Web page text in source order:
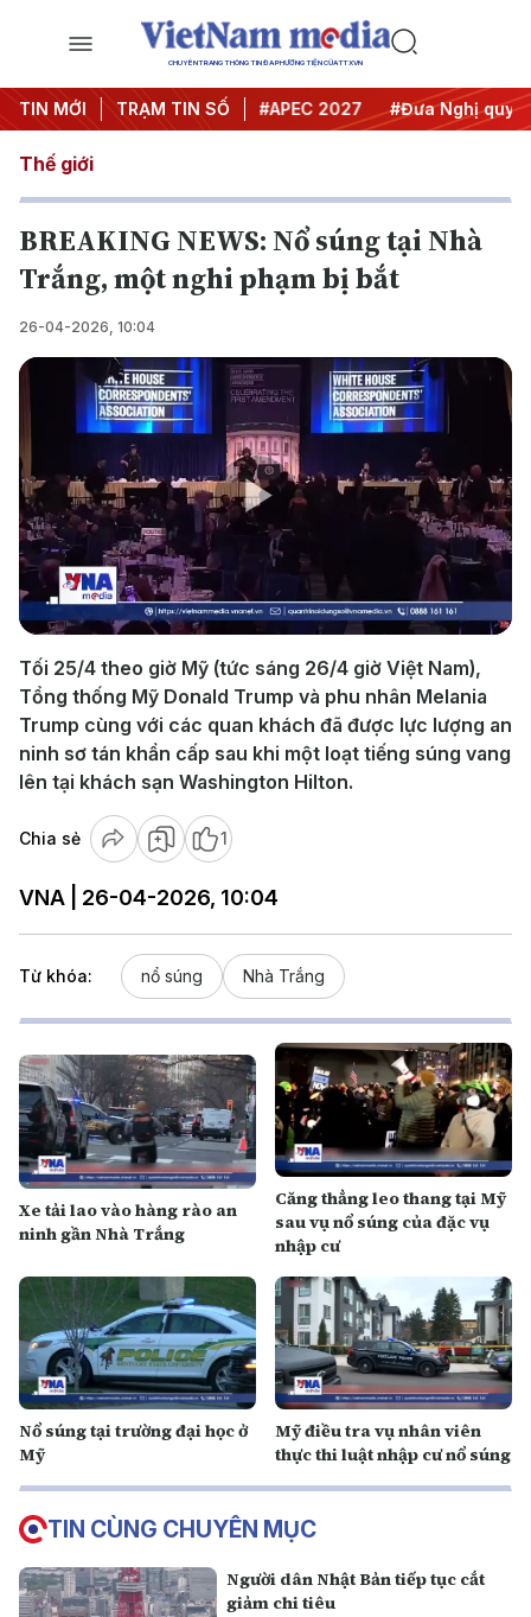
CHUYÊN TRANG THÔNG TIN ĐA PHƯƠNG TIỆN CỦA TTXVN
TIN MỚI TRẠM TIN SỐ
#Hội nghị Trung ương 3 #APEC 2027 #Đưa Nghị quyết
Thế giới
BREAKING NEWS: Nổ súng tại Nhà
Trắng, một nghi phạm bị bắt
26-04-2026, 10:04
Play
Video
Tối 25/4 theo giờ Mỹ (tức sáng 26/4 giờ Việt Nam),
Tổng thống Mỹ Donald Trump và phu nhân Melania
Trump cùng với các quan khách đã được lực lượng an
ninh sơ tán khẩn cấp sau khi một loạt tiếng súng vang
lên tại khách sạn Washington Hilton.
Chia sẻ 1
VNA | 26-04-2026, 10:04
Từ khóa: nổ súng Nhà Trắng
Xe tải lao vào hàng rào an
ninh gần Nhà Trắng
Căng thẳng leo thang tại Mỹ
sau vụ nổ súng của đặc vụ
nhập cư
Nổ súng tại trường đại học ở
Mỹ
Mỹ điều tra vụ nhân viên
thực thi luật nhập cư nổ súng
TIN CÙNG CHUYÊN MỤC
Người dân Nhật Bản tiếp tục cắt
giảm chi tiêu